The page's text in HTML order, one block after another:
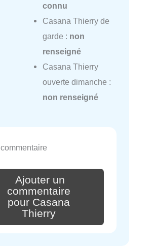
connu
Casana Thierry de
garde : non
renseigné
Casana Thierry
ouverte dimanche :
non renseigné
Ajouter un
commentaire
pour Casana
Thierry